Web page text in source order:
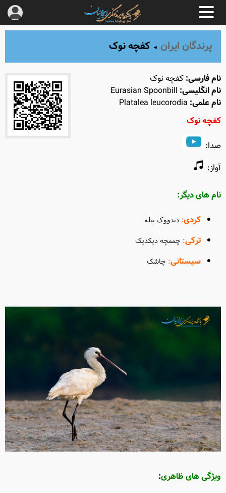
پرندگان ایران ◄ کفچه نوک
نام فارسی:کفچه نوک
نام انگلیسی:
نام علمی:
کفچه نوک
صدا:
آواز:
نام های دیگر:
کردی: دندووک بیله
ترکی: چممچه دیکدیک
سیستانی: چاشک
ویژگی های ظاهری: